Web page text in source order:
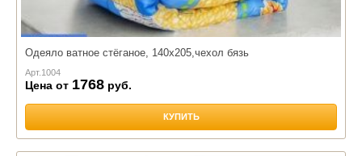
Одеяло ватное стёганое, 140х205,чехол бязь
Арт. 1004
Цена от 1768 руб.
КУПИТЬ